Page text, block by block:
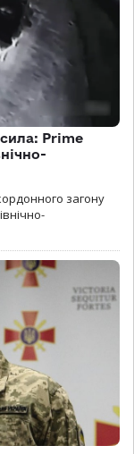
Prime
загону